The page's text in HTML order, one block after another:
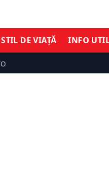
STIL DE VIAȚĂ INFO